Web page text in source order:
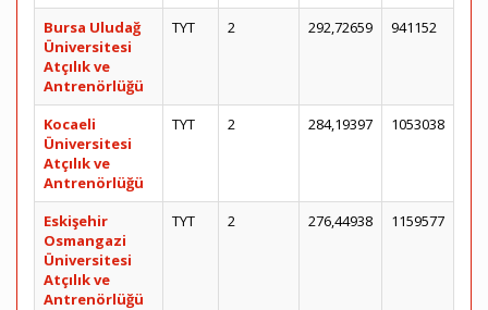
Bursa Uludağ
Üniversitesi
Atçılık ve
Antrenörlüğü
TYT 2 292,72659 941152
Kocaeli
Üniversitesi
Atçılık ve
Antrenörlüğü
TYT 2 284,19397 1053038
Eskişehir
Osmangazi
Üniversitesi
Atçılık ve
Antrenörlüğü
TYT 2 276,44938 1159577